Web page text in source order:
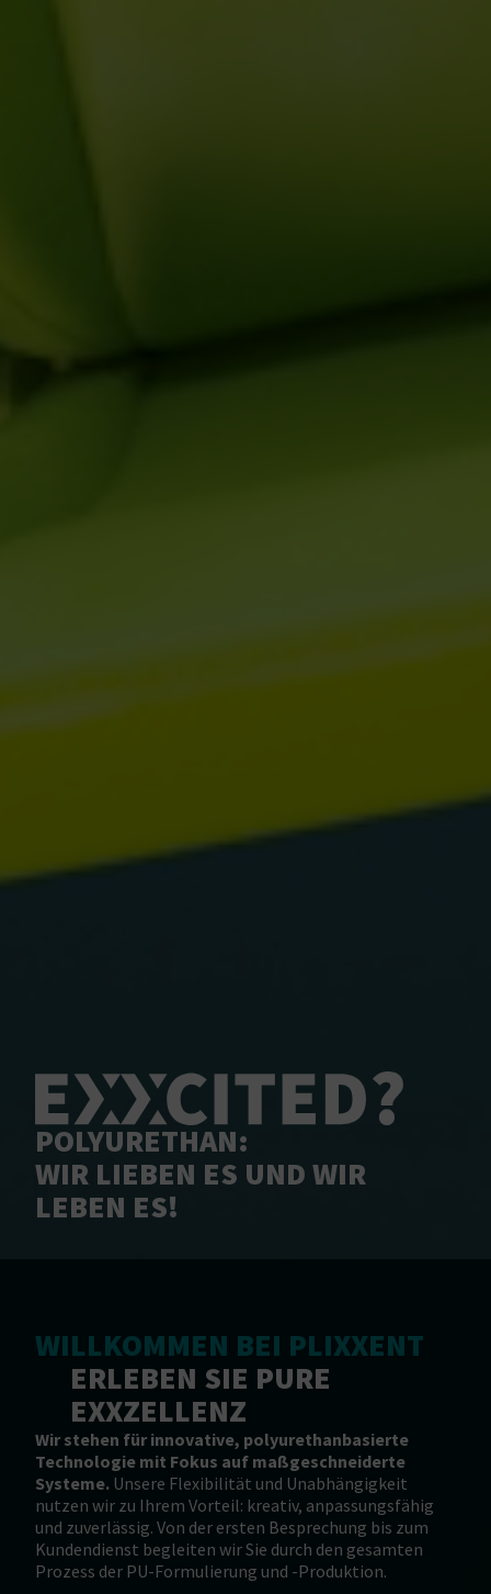
POLYURETHAN:
WIR LIEBEN ES UND WIR
LEBEN ES!
WILLKOMMEN BEI PLIXXENT
ERLEBEN SIE PURE
EXXZELLENZ
Wir stehen für innovative, polyurethanbasierte
Technologie mit Fokus auf maßgeschneiderte
Systeme. Unsere Flexibilität und Unabhängigkeit
nutzen wir zu Ihrem Vorteil: kreativ, anpassungsfähig
und zuverlässig. Von der ersten Besprechung bis zum
Kundendienst begleiten wir Sie durch den gesamten
Prozess der PU-Formulierung und -Produktion.